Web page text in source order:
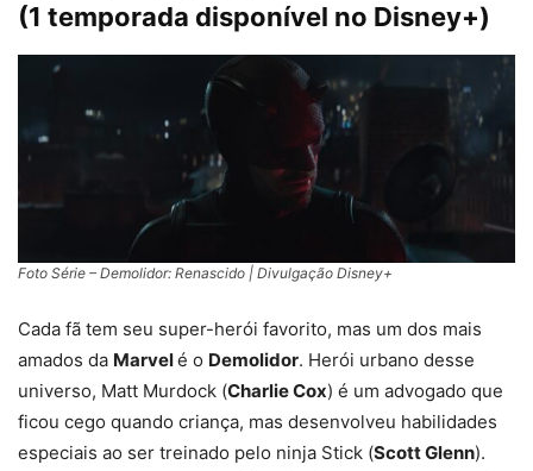
(1 temporada disponível no Disney+)
Foto Série – Demolidor: Renascido | Divulgação Disney+
Cada fã tem seu super-herói favorito, mas um dos mais
amados da Marvelé o Demolidor. Herói urbano desse
universo, Matt Murdock (Charlie Cox) é um advogado que
ficou cego quando criança, mas desenvolveu habilidades
especiais ao ser treinado pelo ninja Stick (Scott Glenn).